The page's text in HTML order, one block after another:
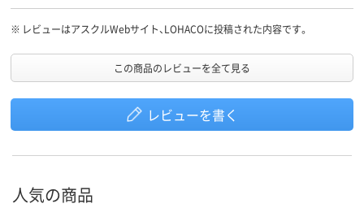
「こちらの商品は無印さんの段ボールのままで送るようになってい
ますので（事前に）中は確認できない。」らしい。でも結構なレビュー
「検品する」とか、運送中に破損の可能性もあるのだから「梱包を見
直す」とか、改善しないのは何故？これから購入する方はダメもとの
覚悟で。（私は多分大丈夫と思ってしまった）それと、受け取ったら
その場で確認、がいいです。そうしたら宅急便屋さんが証人になる
から。商品は壊れていなければいいものだと思います。多分。
※ レビューはアスクルWebサイト、LOHACOに投稿された内容です。
この商品のレビューを全て見る
レビューを書く
人気の商品